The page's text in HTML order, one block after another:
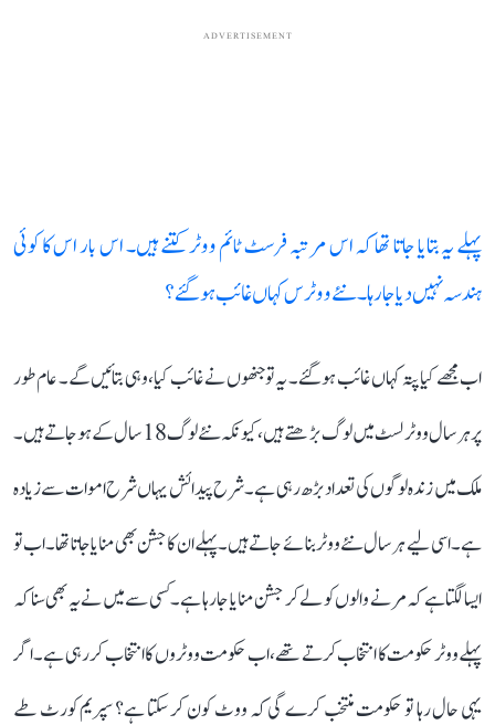
ADVERTISEMENT
پہلے یہ بتایا جاتا تھا کہ اس مرتبہ فرسٹ ٹائم ووٹر کتنے ہیں۔ اس بار اس کا کوئی
ہندسہ نہیں دیا جا رہا۔ نئے ووٹرس کہاں غائب ہو گئے؟
اب مجھے کیا پتہ کہاں غائب ہو گئے۔ یہ تو جنھوں نے غائب کیا، وہی بتائیں گے۔ عام طور
پر ہر سال ووٹر لسٹ میں لوگ بڑھتے ہیں، کیونکہ نئے لوگ 18 سال کے ہو جاتے ہیں۔
ملک میں زندہ لوگوں کی تعداد بڑھ رہی ہے۔ شرح پیدائش یہاں شرح اموات سے زیادہ
ہے۔ اسی لیے ہر سال نئے ووٹر بنائے جاتے ہیں۔ پہلے ان کا جشن بھی منایا جاتا تھا۔ اب تو
ایسا لگتا ہے کہ مرنے والوں کو لے کر جشن منایا جا رہا ہے۔ کسی سے میں نے یہ بھی سنا کہ
پہلے ووٹر حکومت کا انتخاب کرتے تھے، اب حکومت ووٹروں کا انتخاب کر رہی ہے۔ اگر
یہی حال رہا تو حکومت منتخب کرے گی کہ ووٹ کون کر سکتا ہے؟ سپریم کورٹ طے